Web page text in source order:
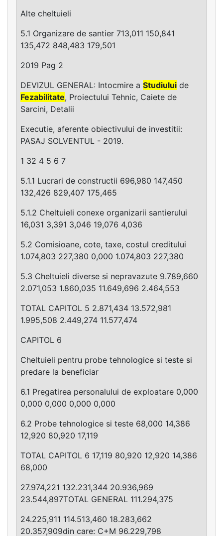
Alte cheltuieli
5.1 Organizare de santier 713,011 150,841
135,472 848,483 179,501
2019 Pag 2
DEVIZUL GENERAL: Intocmire a Studiului de
Fezabilitate, Proiectului Tehnic, Caiete de
Sarcini, Detalii
Executie, aferente obiectivului de investitii:
PASAJ SOLVENTUL - 2019.
1 32 4 5 6 7
5.1.1 Lucrari de constructii 696,980 147,450
132,426 829,407 175,465
5.1.2 Cheltuieli conexe organizarii santierului
16,031 3,391 3,046 19,076 4,036
5.2 Comisioane, cote, taxe, costul creditului
1.074,803 227,380 0,000 1.074,803 227,380
5.3 Cheltuieli diverse si nepravazute 9.789,660
2.071,053 1.860,035 11.649,696 2.464,553
TOTAL CAPITOL 5 2.871,434 13.572,981
1.995,508 2.449,274 11.577,474
CAPITOL 6
Cheltuieli pentru probe tehnologice si teste si
predare la beneficiar
6.1 Pregatirea personalului de exploatare 0,000
0,000 0,000 0,000 0,000
6.2 Probe tehnologice si teste 68,000 14,386
12,920 80,920 17,119
TOTAL CAPITOL 6 17,119 80,920 12,920 14,386
68,000
27.974,221 132.231,344 20.936,969
23.544,897TOTAL GENERAL 111.294,375
24.225,911 114.513,460 18.283,662
20.357,909din care: C+M 96.229,798